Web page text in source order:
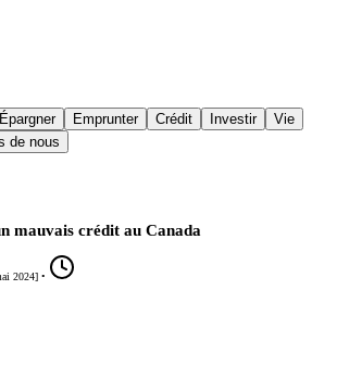
Emprunter Crédit Investir
Vie
de nous
mauvais crédit au Canada
2024] •